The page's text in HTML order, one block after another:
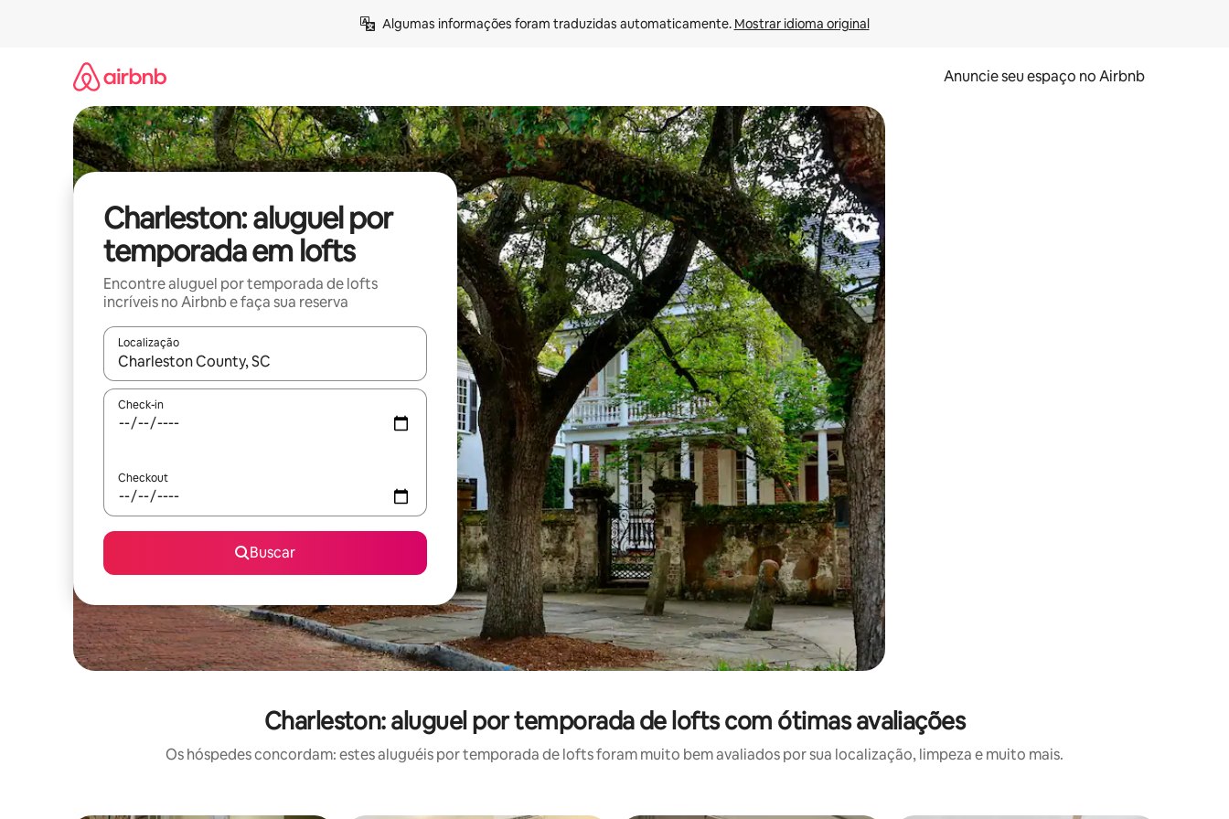
Algumas informações foram traduzidas automaticamente. Mostrar idioma original
Anuncie seu espaço no Airbnb
Charleston: aluguel por
temporada em lofts
Encontre aluguel por temporada de lofts
incríveis no Airbnb e faça sua reserva
Localização
Quando os resultados estiverem disponíveis, explore-os usando as seta para cima e para baixo do teclado ou tocando e deslizando o dedo na tela.
Check-in
Checkout
Buscar
Charleston: aluguel por temporada de lofts com ótimas avaliações
Os hóspedes concordam: estes aluguéis por temporada de lofts foram muito bem avaliados por sua localização, limpeza e muito mais.